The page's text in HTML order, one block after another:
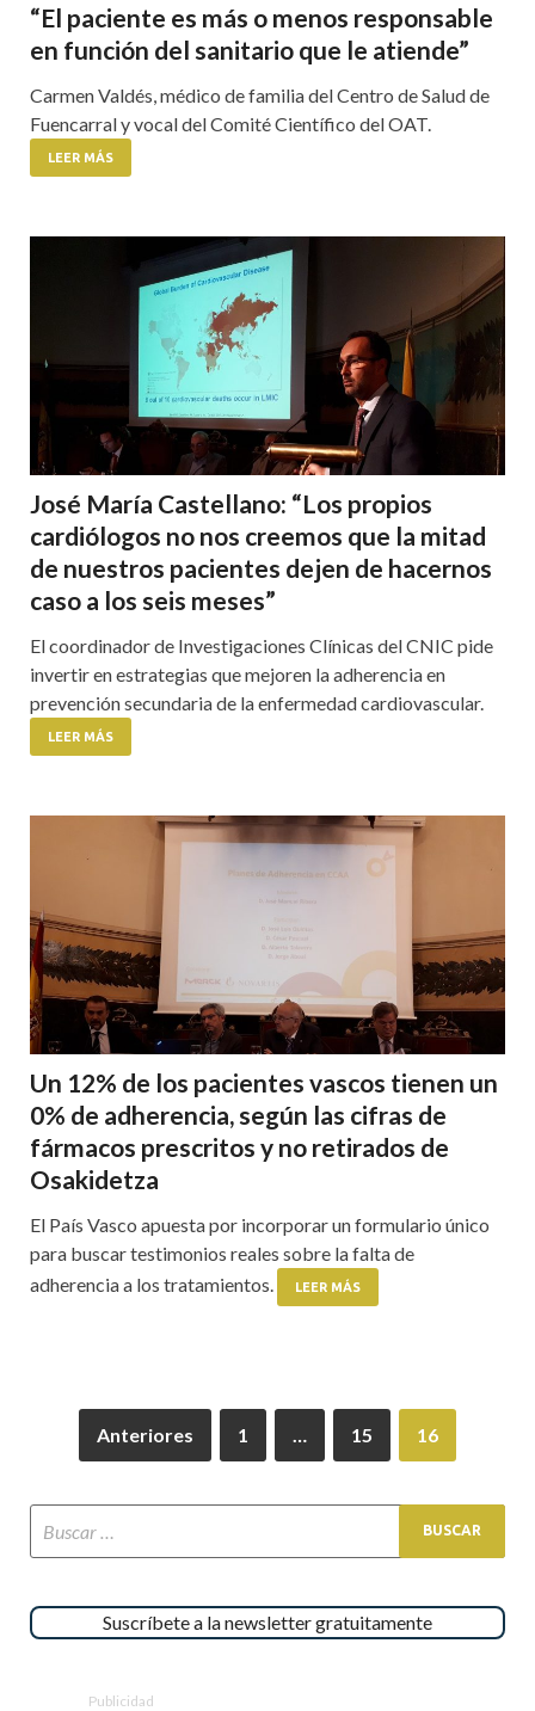
“El paciente es más o menos responsable
en función del sanitario que le atiende”
Carmen Valdés, médico de familia del Centro de Salud de
Fuencarral y vocal del Comité Científico del OAT.
LEER MÁS
José María Castellano: “Los propios
cardiólogos no nos creemos que la mitad
de nuestros pacientes dejen de hacernos
caso a los seis meses”
El coordinador de Investigaciones Clínicas del CNIC pide
invertir en estrategias que mejoren la adherencia en
prevención secundaria de la enfermedad cardiovascular.
LEER MÁS
Un 12% de los pacientes vascos tienen un
0% de adherencia, según las cifras de
fármacos prescritos y no retirados de
Osakidetza
El País Vasco apuesta por incorporar un formulario único
para buscar testimonios reales sobre la falta de
adherencia a los tratamientos.
LEER MÁS
Anteriores 1 15 16
Suscríbete a la newsletter gratuitamente
Publicidad